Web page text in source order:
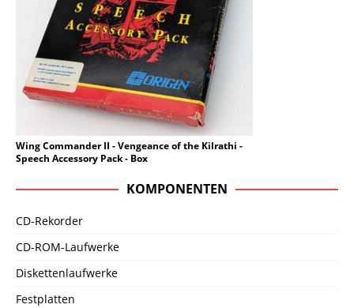
Wing Commander II - Vengeance of the Kilrathi -
Speech Accessory Pack - Box
KOMPONENTEN
CD-Rekorder
CD-ROM-Laufwerke
Diskettenlaufwerke
Festplatten